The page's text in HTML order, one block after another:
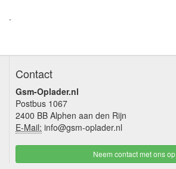
.
Contact
Gsm-Oplader.nl
Postbus 1067
2400 BB Alphen aan den Rijn
E-Mail: info@gsm-oplader.nl
Neem contact met ons op